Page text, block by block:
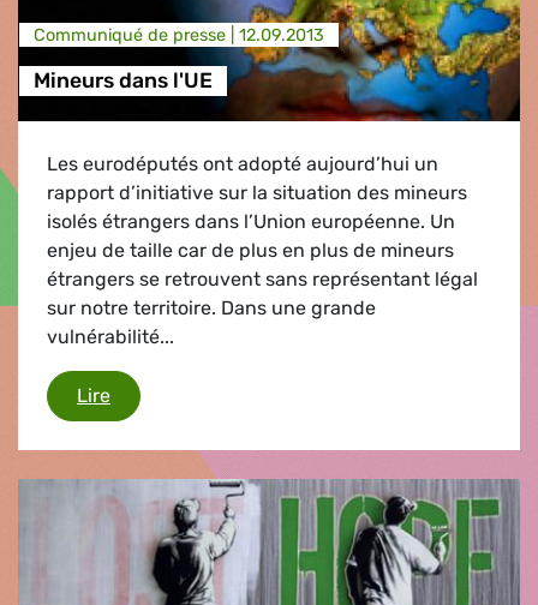
Communiqué de presse | 12.09.2013
Mineurs dans l'UE
Les eurodéputés ont adopté aujourd’hui un
rapport d’initiative sur la situation des mineurs
isolés étrangers dans l’Union européenne. Un
enjeu de taille car de plus en plus de mineurs
étrangers se retrouvent sans représentant légal
sur notre territoire. Dans une grande
vulnérabilité...
LireMineurs dans l'UE